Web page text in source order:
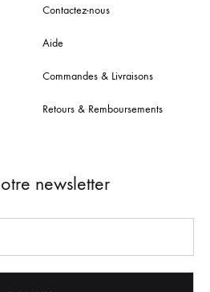
Contactez-nous
Aide
Commandes & Livraisons
Retours & Remboursements
newsletter